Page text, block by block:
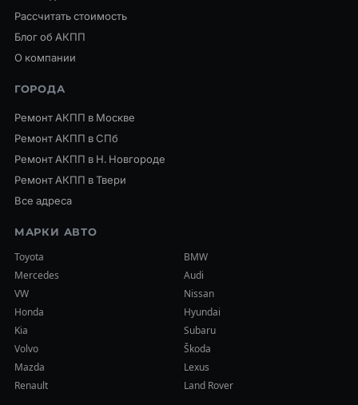
Рассчитать стоимость
Блог об АКПП
О компании
ГОРОДА
Ремонт АКПП в Москве
Ремонт АКПП в СПб
Ремонт АКПП в Н. Новгороде
Ремонт АКПП в Твери
Все адреса
МАРКИ АВТО
Toyota
BMW
Mercedes
Audi
VW
Nissan
Honda
Hyundai
Kia
Subaru
Volvo
Škoda
Mazda
Lexus
Renault
Land Rover